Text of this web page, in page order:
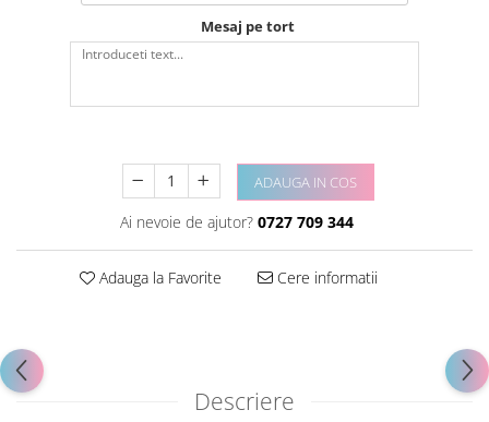
Mesaj pe tort
ADAUGA IN COS
Ai nevoie de ajutor? 0727 709 344
Adauga la Favorite Cere informatii
Descriere